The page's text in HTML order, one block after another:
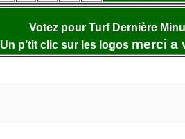
Votez pour Turf Dernière
Un p’tit clic sur les logos merci a